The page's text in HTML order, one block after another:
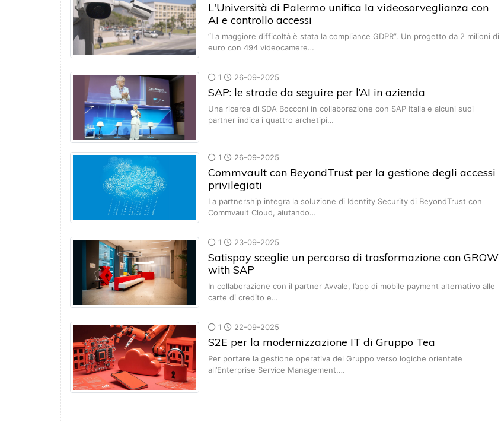
L'Università di Palermo unifica la videosorveglianza con
AI e controllo accessi
“La maggiore difficoltà è stata la compliance GDPR”. Un progetto da 2 milioni di
euro con 494 videocamere…
1 26-09-2025
SAP: le strade da seguire per l’AI in azienda
Una ricerca di SDA Bocconi in collaborazione con SAP Italia e alcuni suoi
partner indica i quattro archetipi…
1 26-09-2025
Commvault con BeyondTrust per la gestione degli accessi
privilegiati
La partnership integra la soluzione di Identity Security di BeyondTrust con
Commvault Cloud, aiutando…
1 23-09-2025
Satispay sceglie un percorso di trasformazione con GROW
with SAP
In collaborazione con il partner Avvale, l’app di mobile payment alternativo alle
carte di credito e…
1 22-09-2025
S2E per la modernizzazione IT di Gruppo Tea
Per portare la gestione operativa del Gruppo verso logiche orientate
all’Enterprise Service Management,…